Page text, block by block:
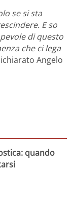
se si sta
E so
di questo
che ci lega
Angelo
quando